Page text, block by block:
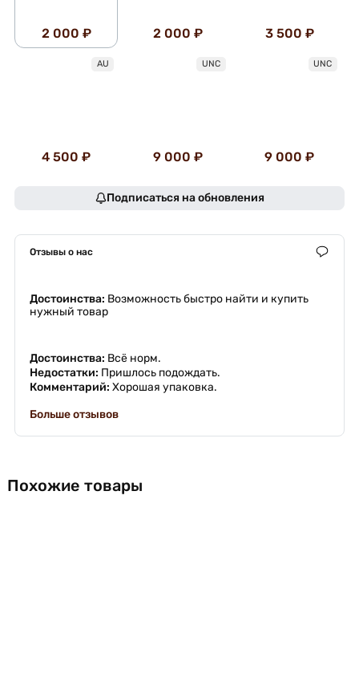
2 000 ₽ 2 000 ₽ 3 500 ₽
AU
4 500 ₽
UNC
9 000 ₽
UNC
9 000 ₽
Подписаться на обновления
Отзывы о нас
Достоинства: Возможность быстро найти и купить
нужный товар
Достоинства: Всë норм.
Недостатки: Пришлось подождать.
Комментарий: Хорошая упаковка.
Больше отзывов
Похожие товары